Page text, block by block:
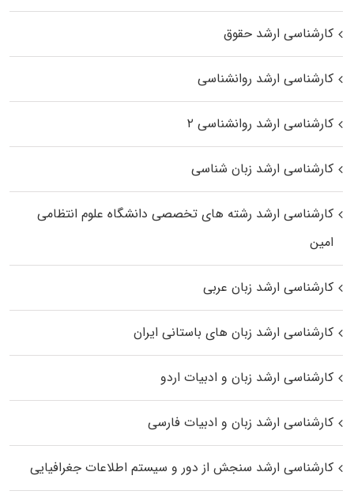
کارشناسی ارشد حقوق
کارشناسی ارشد روانشناسی
کارشناسی ارشد روانشناسی ۲
کارشناسی ارشد زبان شناسی
کارشناسی ارشد رﺷﺘﻪ ﻫﺎی تخصصی داﻧﺸﮕﺎه ﻋﻠﻮم انتظامی
اﻣﻴﻦ
کارشناسی ارشد زبان عربی
کارشناسی ارشد زبان‌ های باستانی ایران
کارشناسی ارشد زبان و ادبیات اردو
کارشناسی ارشد زبان و ادبیات فارسی
کارشناسی ارشد سنجش از دور و سیستم اطلاعات جغرافیایی